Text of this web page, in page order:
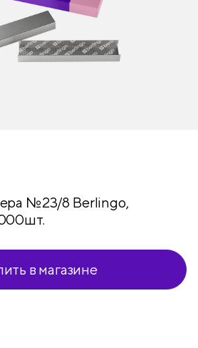
№23/8 Berlingo,
в магазине